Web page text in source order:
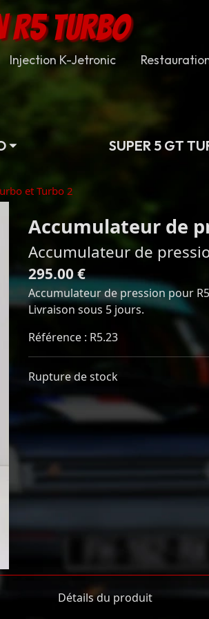
R5 TURBO
Injection K-Jetronic
SUPER 5 GT
et Turbo 2
Accumulateur de
Accumulateur de
295.00 €
Accumulateur de pression pour
Livraison sous 5 jours.
Référence : R5.23
Rupture de stock
Détails du produit